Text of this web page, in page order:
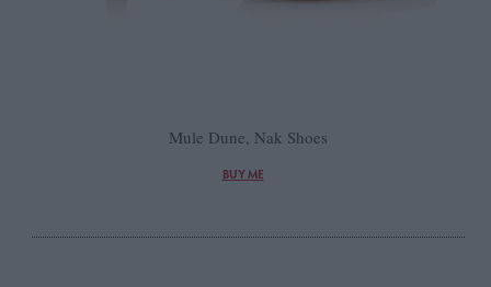
Mule Dune, Nak Shoes
BUY ME